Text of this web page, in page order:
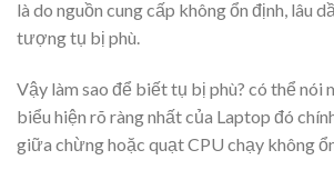
là do nguồn cung cấp không ổn định, lâu
tượng tụ bị phù.
Vậy làm sao để biết tụ bị phù? có thể nói
biểu hiện rõ ràng nhất của Laptop đó
giữa chừng hoặc quạt CPU chạy không